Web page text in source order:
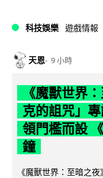
科技娛樂 遊戲情報
天恩 9 小時
《魔獸世界
克的詛咒」
領門檻而設
鐘
《魔獸世界：至暗之